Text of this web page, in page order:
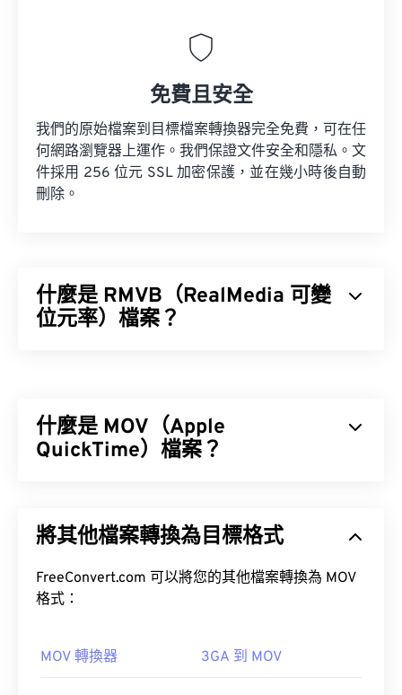
免費且安全
我們的原始檔案到目標檔案轉換器完全免費，可在任
何網路瀏覽器上運作。我們保證文件安全和隱私。文
件採用 256 位元 SSL 加密保護，並在幾小時後自動
刪除。
什麼是 RMVB（RealMedia 可變
位元率）檔案？
場景與低動作場景）的壓縮難易度來調整頻寬。
RealPlayer支援在 Windows、Mac OS X 和 Linux 系
RealNetworks 開發，因此 RealPlayer 是此檔案類型
的預設播放平台。
什麼是 MOV（Apple
QuickTime）檔案？
件。它以方便用戶將多媒體檔案保存到設備上而聞
將其他檔案轉換為目標格式
FreeConvert.com 可以將您的其他檔案轉換為 MOV
格式：
MOV 轉換器 3GA 到 MOV